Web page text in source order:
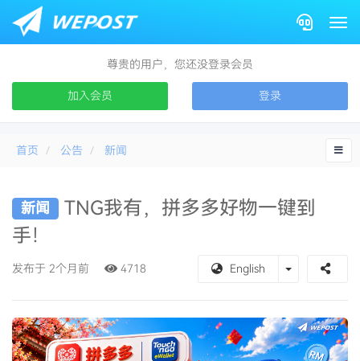
尊贵的用户，您还没登录会员
加入会员 登录
首页 公告 新闻
新闻
TNG我有，拼多多好物一键到
手！
发布于 2个月前 4718 English Toggle